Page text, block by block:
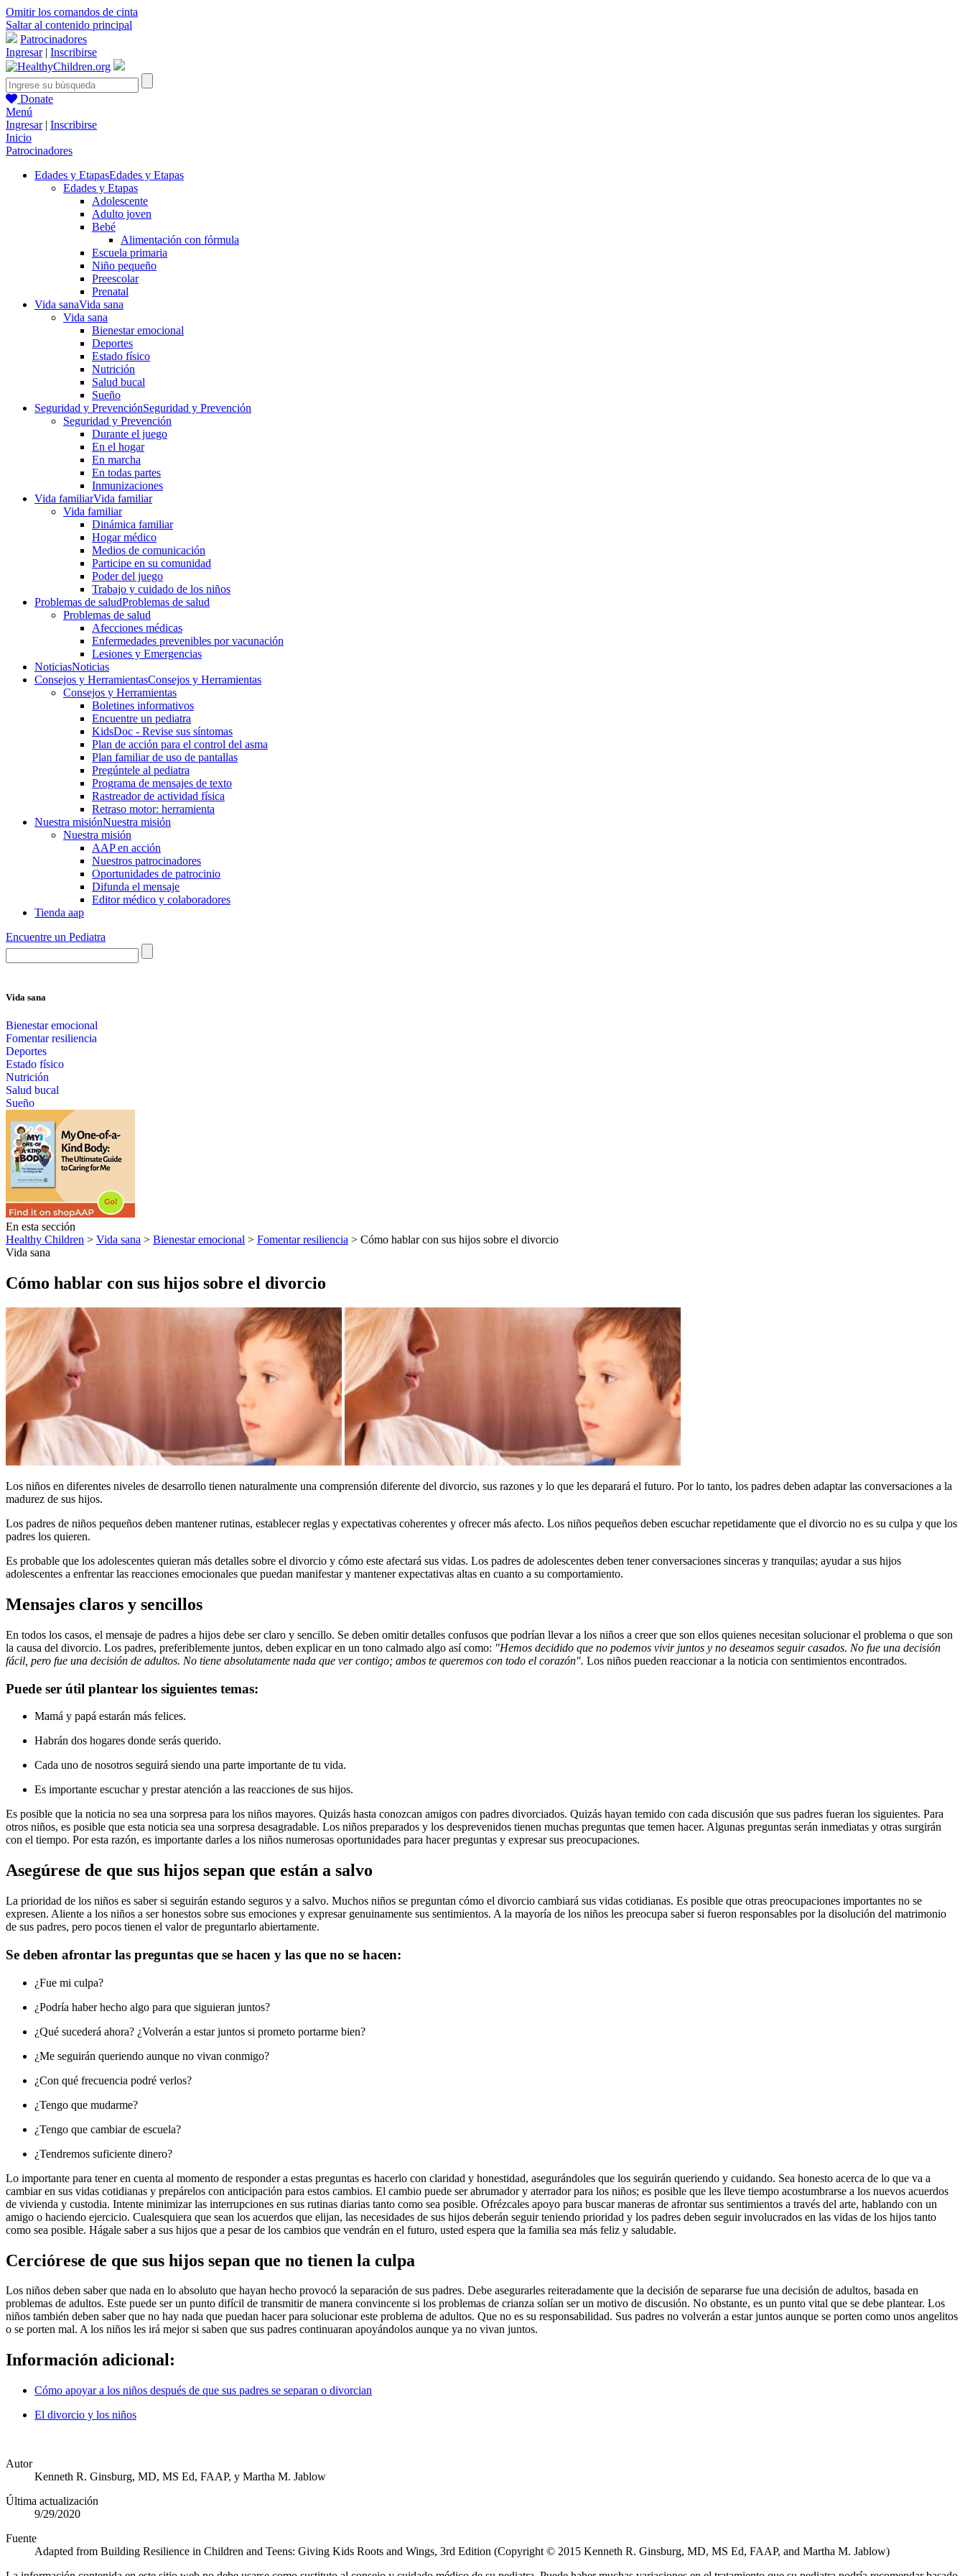
Omitir los comandos de cinta
Saltar al contenido principal
Patrocinadores
Ingresar| Inscribirse
Donate
Menú
Ingresar| Inscribirse
Inicio
Patrocinadores
Edades y EtapasEdades y Etapas
Edades y Etapas
Adolescente
Adulto joven
Bebé
Alimentación con fórmula
Escuela primaria
Niño pequeño
Preescolar
Prenatal
Vida sanaVida sana
Vida sana
Bienestar emocional
Deportes
Estado físico
Nutrición
Salud bucal
Sueño
Seguridad y PrevenciónSeguridad y Prevención
Seguridad y Prevención
Durante el juego
En el hogar
En marcha
En todas partes
Inmunizaciones
Vida familiarVida familiar
Vida familiar
Dinámica familiar
Hogar médico
Medios de comunicación
Participe en su comunidad
Poder del juego
Trabajo y cuidado de los niños
Problemas de saludProblemas de salud
Problemas de salud
Afecciones médicas
Enfermedades prevenibles por vacunación
Lesiones y Emergencias
NoticiasNoticias
Consejos y HerramientasConsejos y Herramientas
Consejos y Herramientas
Boletines informativos
Encuentre un pediatra
KidsDoc - Revise sus síntomas
Plan de acción para el control del asma
Plan familiar de uso de pantallas
Pregúntele al pediatra
Programa de mensajes de texto
Rastre​​ador de activida​d física
Retraso motor: herramienta
Nuestra misiónNuestra misión
Nuestra misión
AAP en acción
Nuestros patrocinadores
Oportunidades de patrocinio
Difunda el mensaje
Editor médico y colaboradores
Tienda aap
Encuentre un Pediatra
Vida sana
Bienestar emocional
Fomentar resiliencia
Deportes
Estado físico
Nutrición
Salud bucal
Sueño
En esta sección
Healthy Children > Vida sana > Bienestar emocional > Fomentar resiliencia > Cómo hablar con sus hijos sobre el divorcio
Vida sana
Cómo hablar con sus hijos sobre el divorcio
Los niños en diferentes niveles de desarrollo tienen naturalmente una comprensión diferente del divorcio, sus razones y lo que les deparará el futuro. Por lo tanto, los padres deben adaptar las conversaciones a la
madurez de sus hijos.
Los padres de niños pequeños deben mantener rutinas, establecer reglas y expectativas coherentes y ofrecer más afecto. Los niños pequeños deben escuchar repetidamente que el divorcio no es su culpa y que los
padres los quieren.
Es probable que los adolescentes quieran más detalles sobre el divorcio y cómo este afectará sus vidas. Los padres de adolescentes deben tener conversaciones sinceras y tranquilas; ayudar a sus hijos
adolescentes a enfrentar las reacciones emocionales que puedan manifestar y mantener expectativas altas en cuanto a su comportamiento.
Mensajes claros y sencillos
En todos los casos, el mensaje de padres a hijos debe ser claro y sencillo. Se deben omitir detalles confusos que podrían llevar a los niños a creer que son ellos quienes necesitan solucionar el problema o que son
la causa del divorcio. Los padres, preferiblemente juntos, deben explicar en un tono calmado algo así como: "Hemos decidido que no podemos vivir juntos y no deseamos seguir casados. No fue una decisión
fácil, pero fue una decisión de adultos. No tiene absolutamente nada que ver contigo; ambos te queremos con todo el corazón". Los niños pueden reaccionar a la noticia con sentimientos encontrados.
Puede ser útil plantear los siguientes temas:
Mamá y papá estarán más felices.
Habrán dos ​hogares donde serás querido.
Cada uno de nosotros seguirá siendo una parte importante de tu vida.
Es importante escuchar y prestar atención a las reacciones de sus hijos.
Es posible que la noticia no sea una sorpresa para los niños mayores. Quizás hasta conozcan amigos con padres divorciados. Quizás hayan temido con cada discusión que sus padres fueran los siguientes. Para
otros niños, es posible que esta noticia sea una sorpresa desagradable. Los niños preparados y los desprevenidos tienen muchas preguntas que temen hacer. Algunas preguntas serán inmediatas y otras surgirán
con el tiempo. Por esta razón, es importante darles a los niños numerosas oportunidades para hacer preguntas y expresar sus preocupaciones.
Asegúrese de que sus hijos sepan que están a salvo
La prioridad de los niños es saber si seguirán estando seguros y a salvo. Muchos niños se preguntan cómo el divorcio cambiará sus vidas cotidianas. Es posible que otras preocupaciones importantes no se
expresen. Aliente a los niños a ser honestos sobre sus emociones y expresar genuinamente sus sentimientos. A la mayoría de los niños les preocupa saber si fueron responsables por la disolución del matrimonio
de sus padres, pero pocos tienen el valor de preguntarlo abiertamente.
Se deben afrontar las preguntas que se hacen y las que no se hacen:
¿Fue mi culpa?
¿Podría haber hecho algo para que siguieran juntos?
¿Qué sucederá ahora? ¿Volverán a estar juntos si prometo portarme bien?
¿Me seguirán queriendo aunque no vivan conmigo?
¿Con qué frecuencia podré verlos?
¿Tengo que mudarme?
¿Tengo que cambiar de escuela?
¿Tendremos suficiente dinero?
Lo importante para tener en cuenta al momento de responder a estas preguntas es hacerlo con claridad y honestidad, asegurándoles que los seguirán queriendo y cuidando. Sea honesto acerca de lo que va a
cambiar en sus vidas cotidianas y prepárelos con anticipación para estos cambios. El cambio puede ser abrumador y aterrador para los niños; es posible que les lleve tiempo acostumbrarse a los nuevos acuerdos
de vivienda y custodia. Intente minimizar las interrupciones en sus rutinas diarias tanto como sea posible. Ofrézcales apoyo para buscar maneras de afrontar sus sentimientos a través del arte, hablando con un
amigo o haciendo ejercicio. Cualesquiera que sean los acuerdos que elijan, las necesidades de sus hijos deberán seguir teniendo prioridad y los padres deben seguir involucrados en las vidas de los hijos tanto
como sea posible. Hágale saber a sus hijos que a pesar de los cambios que vendrán en el futuro, usted espera que la familia sea más feliz y saludable.
Cerciórese de que sus hijos sepan que no tienen la culpa
Los niños deben saber que nada en lo absoluto que hayan hecho provocó la separación de sus padres. Debe asegurarles reiteradamente que la decisión de separarse fue una decisión de adultos, basada en
problemas de adultos. Este puede ser un punto difícil de transmitir de manera convincente si los problemas de crianza solían ser un motivo de discusión. No obstante, es un punto vital que se debe plantear. Los
niños también deben saber que no hay nada que puedan hacer para solucionar este problema de adultos. Que no es su responsabilidad. Sus padres no volverán a estar juntos aunque se porten como unos angelitos
o se porten mal. A los niños les irá mejor si saben que sus padres continuaran apoyándolos aunque ya no vivan juntos.
Información adicional:
Cómo apoyar a los niños después de que sus padres se separan o divorcian
El divorcio y los niños
Autor
Kenneth R. Ginsburg, MD, MS Ed, FAAP, y Martha M. Jablow
Última actualización
9/29/2020
Fuente
Adapted from Building Resilience in Children and Teens: Giving Kids Roots and Wings, 3rd Edition (Copyright © 2015 Kenneth R. Ginsburg, MD, MS Ed, FAAP, and Martha M. Jablow)